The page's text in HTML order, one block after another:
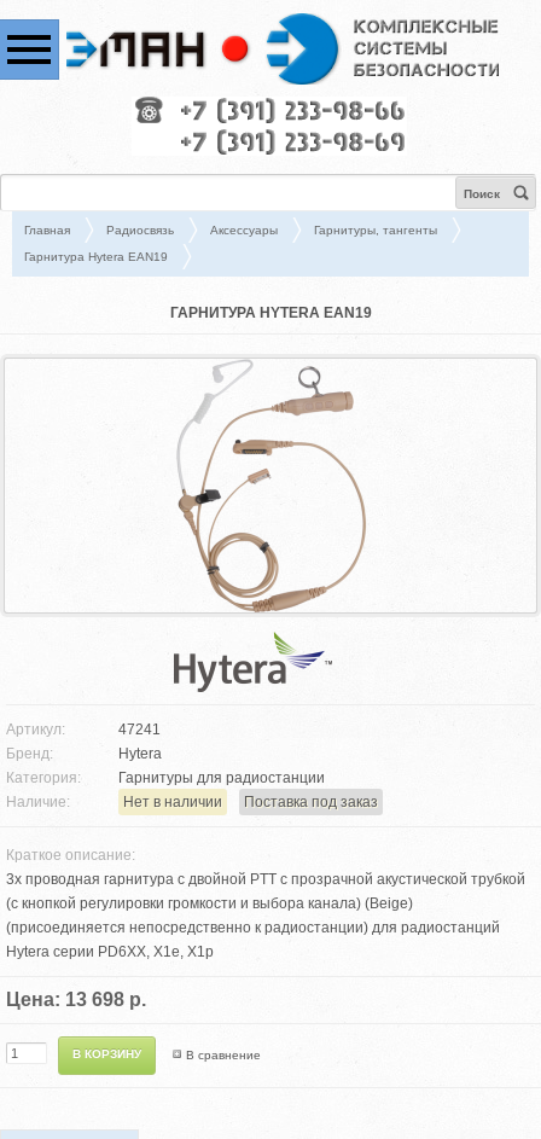
Поиск
Главная Радиосвязь Аксессуары
Гарнитуры, тангенты
Гарнитура Hytera EAN19
ГАРНИТУРА HYTERA EAN19
Артикул:
47241
Бренд:
Hytera
Категория:
Гарнитуры для радиостанции
Наличие:
Нет в наличии Поставка под заказ
Краткое описание:
3х проводная гарнитура с двойной PTT с прозрачной акустической трубкой
(с кнопкой регулировки громкости и выбора канала) (Beige)
(присоединяется непосредственно к радиостанции) для радиостанций
Hytera серии PD6XX, X1e, X1p
Цена: 13 698 р.
В сравнение